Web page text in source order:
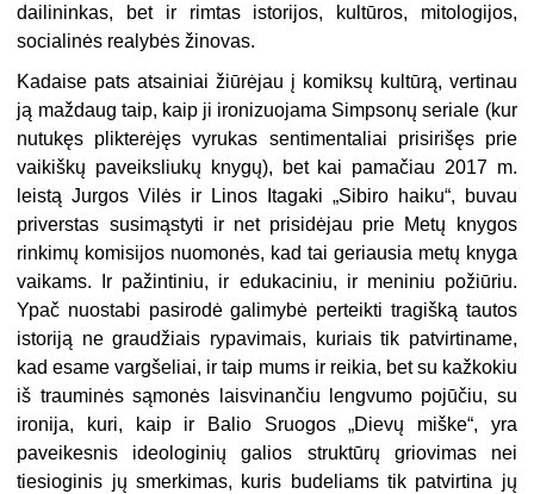
dailininkas, bet ir rimtas istorijos, kultūros, mitologijos,
socialinės realybės žinovas.
Kadaise pats atsainiai žiūrėjau į komiksų kultūrą, vertinau
ją maždaug taip, kaip ji ironizuojama Simpsonų seriale (kur
nutukęs plikterėjęs vyrukas sentimentaliai prisirišęs prie
vaikiškų paveiksliukų knygų), bet kai pamačiau 2017 m.
leistą Jurgos Vilės ir Linos Itagaki „Sibiro haiku“, buvau
priverstas susimąstyti ir net prisidėjau prie Metų knygos
rinkimų komisijos nuomonės, kad tai geriausia metų knyga
vaikams. Ir pažintiniu, ir edukaciniu, ir meniniu požiūriu.
Ypač nuostabi pasirodė galimybė perteikti tragišką tautos
istoriją ne graudžiais rypavimais, kuriais tik patvirtiname,
kad esame vargšeliai, ir taip mums ir reikia, bet su kažkokiu
iš trauminės sąmonės laisvinančiu lengvumo pojūčiu, su
ironija, kuri, kaip ir Balio Sruogos „Dievų miške“, yra
paveikesnis ideologinių galios struktūrų griovimas nei
tiesioginis jų smerkimas, kuris budeliams tik patvirtina jų